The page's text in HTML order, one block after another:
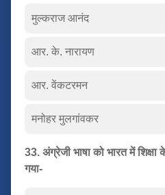
मुल्कराज आनंद
आर. के. नारायण
आर. वेंकटरमन
मनोहर मुलगांवकर
33. अंग्रेजी भाषा को भारत में
गया-